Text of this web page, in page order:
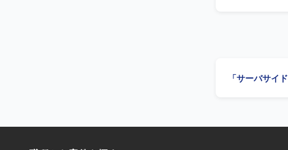
の仕様説明か
がら課題を整理し
流から関与で
「サーバサイ